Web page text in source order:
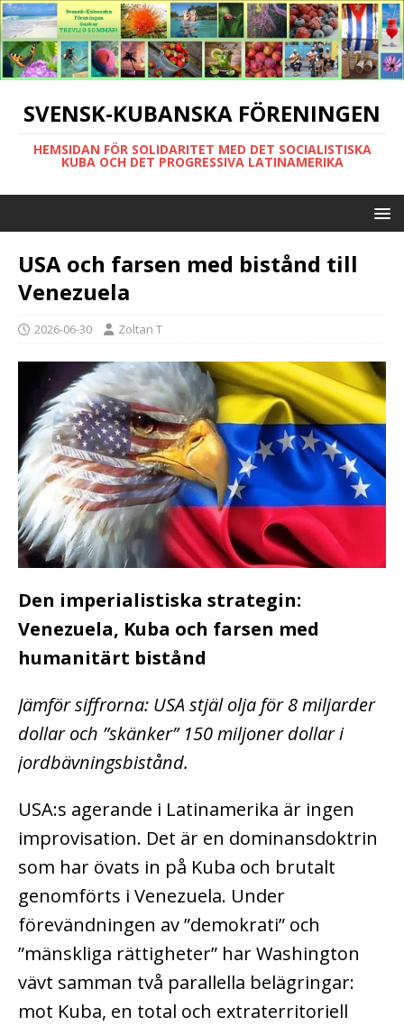
SVENSK-KUBANSKA FÖRENINGEN
HEMSIDAN FÖR SOLIDARITET MED DET SOCIALISTISKA
KUBA OCH DET PROGRESSIVA LATINAMERIKA
USA och farsen med bistånd till
Venezuela
2026-06-30 Zoltan T
Den imperialistiska strategin:
Venezuela, Kuba och farsen med
humanitärt bistånd
Jämför siffrorna: USA stjäl olja för 8 miljarder
dollar och ”skänker” 150miljoner dollar i
jordbävningsbistånd.
USA:s agerande i Latinamerika är ingen
improvisation. Det är en dominansdoktrin
som har övats in på Kuba och brutalt
genomförts i Venezuela. Under
förevändningen av ”demokrati” och
”mänskliga rättigheter” har Washington
vävt samman två parallella belägringar:
mot Kuba, en total och extraterritoriell